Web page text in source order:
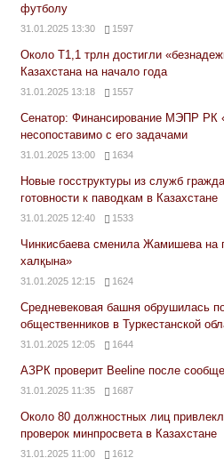
футболу
31.01.2025 13:30 1597
Около Т1,1 трлн достигли
Казахстана на начало года
31.01.2025 13:18 1557
Сенатор: Финансирование МЭПР РК
несопоставимо с его задачами
31.01.2025 13:00 1634
Новые госструктуры из служб
готовности к паводкам в Казахстане
31.01.2025 12:40 1533
Чинкисбаева сменила Жамишева на
халқына»
31.01.2025 12:15 1624
Средневековая башня обрушилась
общественников в Туркестанской
31.01.2025 12:05 1644
АЗРК проверит Beeline после
31.01.2025 11:35 1687
Около 80 должностных лиц
проверок минпросвета в Казахстане
31.01.2025 11:00 1612